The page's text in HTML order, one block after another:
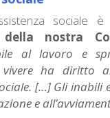
sociale è
nostra
al lavoro e
vivere ha diritto
[…] Gli
e